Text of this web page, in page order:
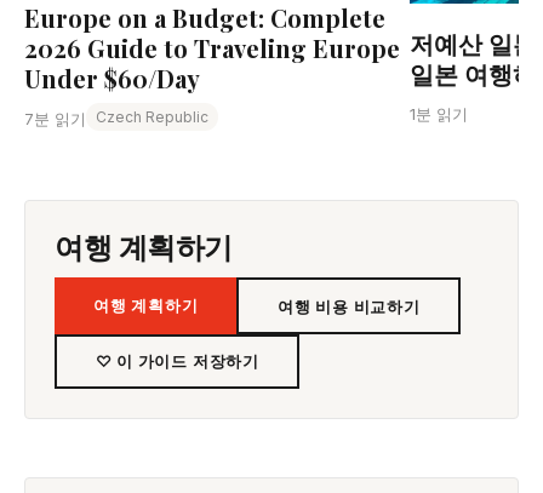
Europe on a Budget: Complete
2026 Guide to Traveling Europe
Under $60/Day
7분 읽기 Czech Republic
저예산 일
일본 여행
1분 읽기
여행 계획하기
여행 계획하기 여행 비용 비교하기
♡ 이 가이드 저장하기